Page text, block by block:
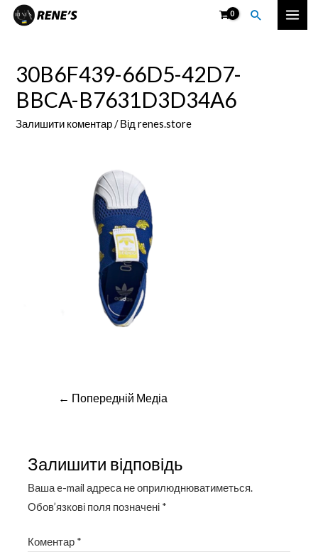
Перейти
Пошук
Main
30B6F439-66D5-42D7-
BBCA-B7631D3D34A6
Залишити коментар / Відrenes.store
Навігація
← Попередній Медіа
Залишити відповідь
Ваша e-mail адреса не оприлюднюватиметься.
Обов’язкові поля позначені *
Коментар *